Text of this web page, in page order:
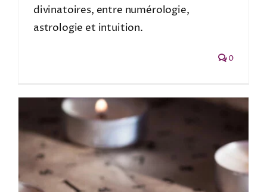
divinatoires, entre numérologie,
astrologie et intuition.
0